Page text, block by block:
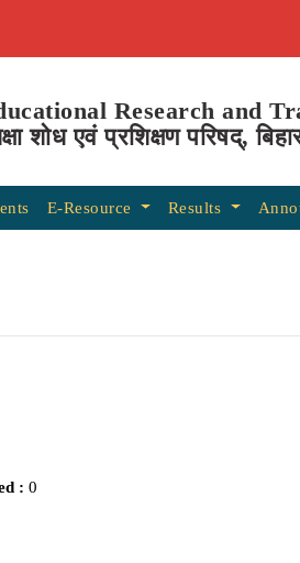
Research and
शोध एवं प्रशिक्षण परिषद्,
E-Resource Results
: 0